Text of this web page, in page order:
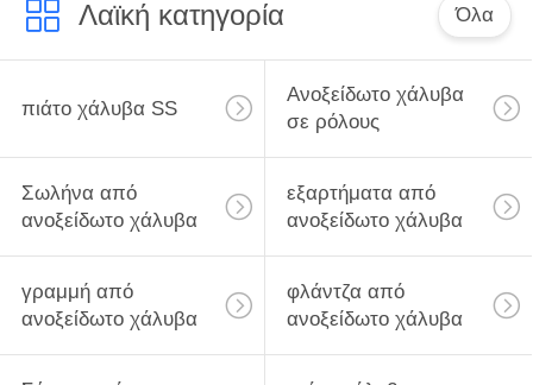
Λαϊκή κατηγορία Όλα
πιάτο χάλυβα SS
Ανοξείδωτο χάλυβα
σε ρόλους
Σωλήνα από
ανοξείδωτο χάλυβα
εξαρτήματα από
ανοξείδωτο χάλυβα
γραμμή από
ανοξείδωτο χάλυβα
φλάντζα από
ανοξείδωτο χάλυβα